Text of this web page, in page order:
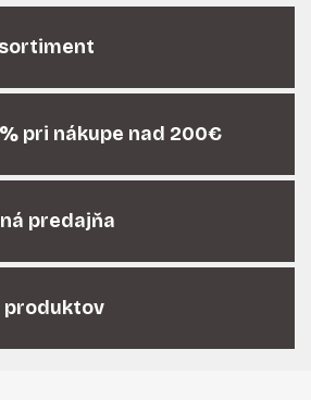
l
á
d
a
i
p
v
v
p
pri nákupe nad 200€
predajňa
produktov